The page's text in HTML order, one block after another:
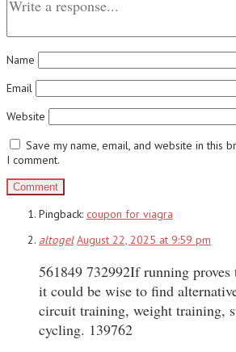
Name
Email
Website
Save my name, email, and website in this
I comment.
Pingback: coupon for viagra
altogel August 22, 2025 at 9:59 pm
561849 732992If running
it could be wise to find
circuit training, weight training,
cycling. 139762